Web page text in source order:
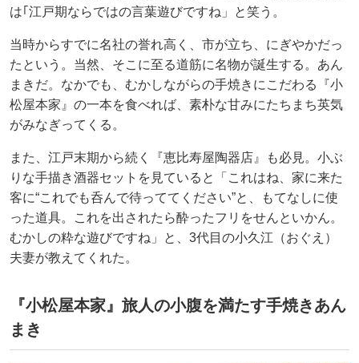
は｢江戸期ならではの言葉遊びですね」と笑う。
当時からすでに名社の誉れ高く、市が立ち、にぎやかだっ
たという。当然、そこに至る道筋に名物が誕生する。あん
まきだ。なかでも、むかしながらの手焼きにこだわる『小
松屋本家』の一本を食べれば、素朴な甘みにたちまち英気
がみなぎってくる。
また、江戸末期から続く『恵比寿屋陶器店』も必見。小ぶ
りな手描き酒器セットを見ていると「これはね、家に来た
客に“これでも呑んで待っててください”と、もてなしに使
った道具。これを出されたら酔ったフリをせんといかん。
むかしの粋な遊びですね」と、3代目の小久江（おぐえ）
夫妻が教えてくれた。
『小松屋本家』旅人の小腹を満たす手焼きあん
まき